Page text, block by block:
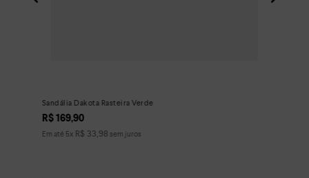
Sandália Dakota Rasteira Verde
R$ 169,90
Em até 5x R$ 33,98 sem juros